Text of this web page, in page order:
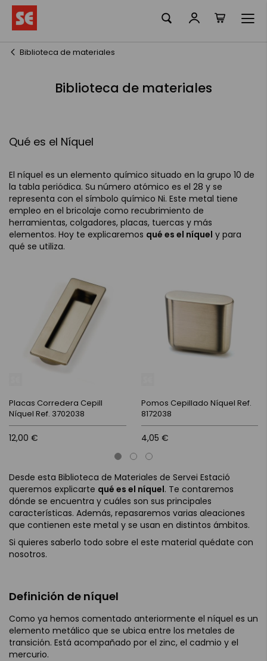
contenido
Biblioteca de materiales
Biblioteca de materiales
Qué es el Níquel
El níquel es un elemento químico situado en la grupo 10 de
la tabla periódica. Su número atómico es el 28 y se
representa con el símbolo químico Ni. Este metal tiene
empleo en el bricolaje como recubrimiento de
herramientas, colgadores, placas, tuercas y más
elementos. Hoy te explicaremos qué es el níquel y para
qué se utiliza.
Placas Corredera Cepill
Níquel Ref. 3702038
12,00 €
Pomos Cepillado Níquel Ref.
8172038
4,05 €
Desde esta Biblioteca de Materiales de Servei Estació
queremos explicarte qué es el níquel. Te contaremos
dónde se encuentra y cuáles son sus principales
características. Además, repasaremos varias aleaciones
que contienen este metal y se usan en distintos ámbitos.
Si quieres saberlo todo sobre el este material quédate con
nosotros.
Definición de níquel
Como ya hemos comentado anteriormente el níquel es un
elemento metálico que se ubica entre los metales de
transición. Está acompañado por el zinc, el cadmio y el
mercurio.